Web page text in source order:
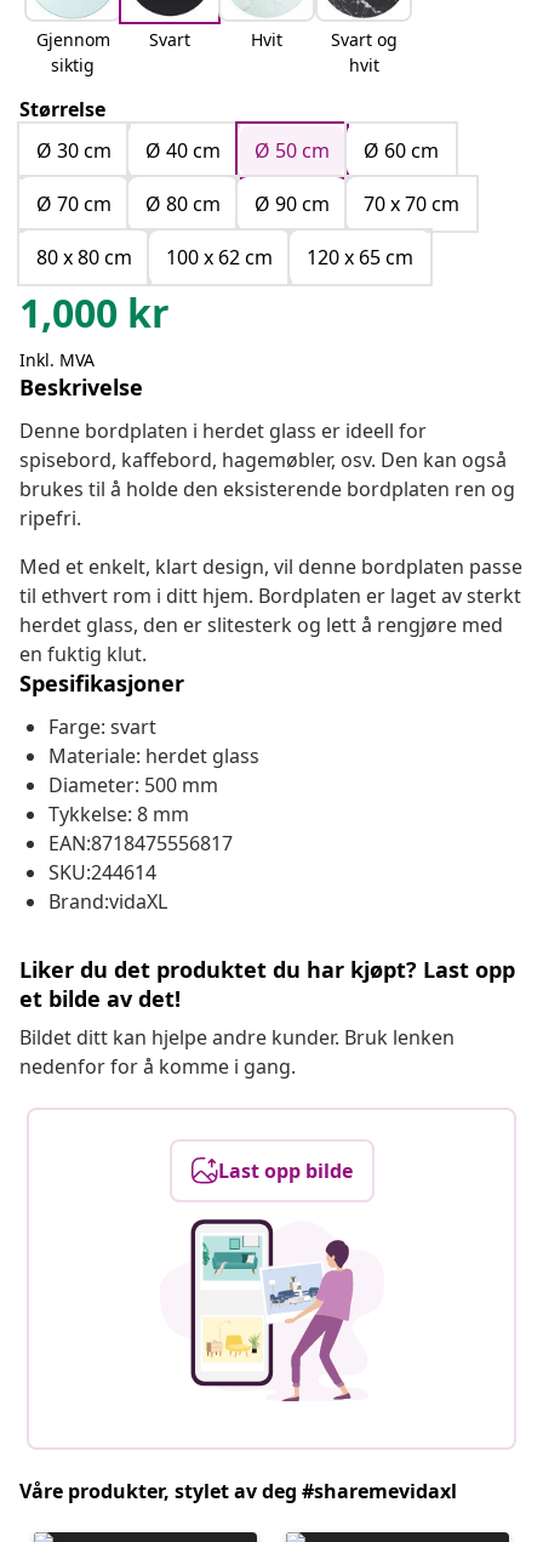
Gjennom
siktig
Svart Hvit
Svart og
hvit
Størrelse
Ø 30 cm
Ø 40 cm Ø 50 cm
Ø 60 cm
Ø 70 cm
Ø 80 cm Ø 90 cm
70 x 70 cm
80 x 80 cm
100 x 62 cm 120 x 65 cm
1,000 kr
Inkl. MVA
Beskrivelse
Denne bordplaten i herdet glass er ideell for
spisebord, kaffebord, hagemøbler, osv. Den kan også
brukes til å holde den eksisterende bordplaten ren og
ripefri.
Med et enkelt, klart design, vil denne bordplaten passe
til ethvert rom i ditt hjem. Bordplaten er laget av sterkt
herdet glass, den er slitesterk og lett å rengjøre med
en fuktig klut.
Spesifikasjoner
Farge: svart
Materiale: herdet glass
Diameter: 500 mm
Tykkelse: 8 mm
EAN:8718475556817
SKU:244614
Brand:vidaXL
Liker du det produktet du har kjøpt? Last opp
et bilde av det!
Bildet ditt kan hjelpe andre kunder. Bruk lenken
nedenfor for å komme i gang.
Last opp bilde
Våre produkter, stylet av deg #sharemevidaxl